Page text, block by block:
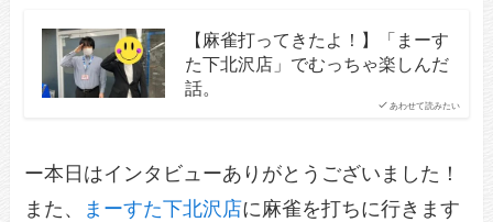
あわせて読みたい
【麻雀打ってきたよ！】「まーす
た下北沢店」でむっちゃ楽しんだ
話。
ー本日はインタビューありがとうございました！
また、
まーすた下北沢店に麻雀を打ちに行きます